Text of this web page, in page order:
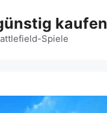
kaufen
Spiele